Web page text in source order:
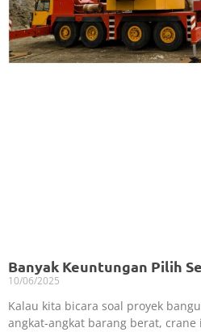
Banyak Keuntungan Pilih
10/06/2025
Kalau kita bicara soal proyek
angkat-angkat barang berat,